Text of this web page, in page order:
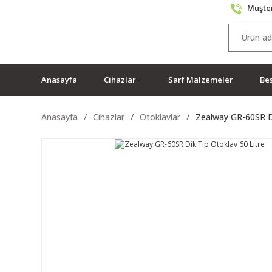
Anasayfa Cihazlar Sarf Malzemeler
Anasayfa Cihazlar Otoklavlar Zealway GR-60SR